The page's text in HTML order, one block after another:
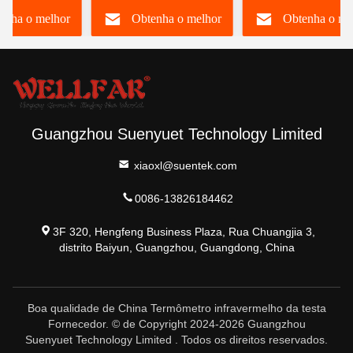
o melhor
varredura da febre
Obtenha o melhor
Obtenha o
Guangzhou Suenyuet Technology Limited
xiaoxl@suentek.com
0086-13826184462
3F 320, Hengfeng Business Plaza, Rua Chuangjia 3,
distrito Baiyun, Guangzhou, Guangdong, China
Boa qualidade de China Termômetro infravermelho da testa
Fornecedor. © de Copyright 2024-2026 Guangzhou
Suenyuet Technology Limited . Todos os direitos reservados.